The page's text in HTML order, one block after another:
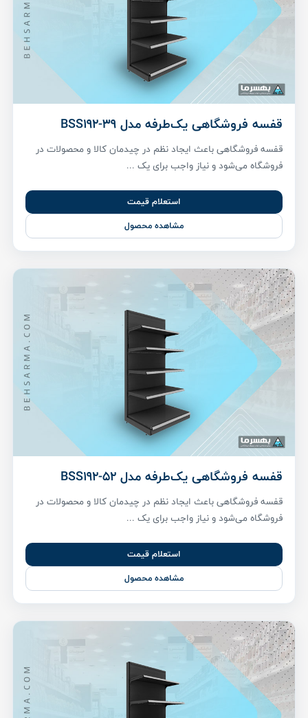
قفسه فروشگاهی یک‌طرفه مدل BSS192-39
قفسه فروشگاهی باعث ایجاد نظم در چیدمان کالا و محصولات در
فروشگاه می‌شود و نیاز واجب برای یک ...
استعلام قیمت
مشاهده محصول
قفسه فروشگاهی یک‌طرفه مدل BSS192-52
قفسه فروشگاهی باعث ایجاد نظم در چیدمان کالا و محصولات در
فروشگاه می‌شود و نیاز واجب برای یک ...
استعلام قیمت
مشاهده محصول